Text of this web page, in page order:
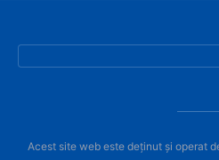
Acest site web este deținut și operat